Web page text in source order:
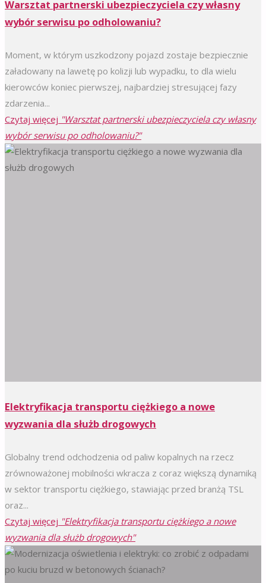
Warsztat partnerski ubezpieczyciela czy własny
wybór serwisu po odholowaniu?
Moment, w którym uszkodzony pojazd zostaje bezpiecznie
załadowany na lawetę po kolizji lub wypadku, to dla wielu
kierowców koniec pierwszej, najbardziej stresującej fazy
zdarzenia...
Czytaj więcej "Warsztat partnerski ubezpieczyciela czy własny
wybór serwisu po odholowaniu?"
Elektryfikacja transportu ciężkiego a nowe
wyzwania dla służb drogowych
Globalny trend odchodzenia od paliw kopalnych na rzecz
zrównoważonej mobilności wkracza z coraz większą dynamiką
w sektor transportu ciężkiego, stawiając przed branżą TSL
oraz...
Czytaj więcej "Elektryfikacja transportu ciężkiego a nowe
wyzwania dla służb drogowych"